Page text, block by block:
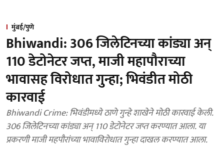
मुंबई/पुणे
Bhiwandi: 306 जिलेटिनच्या कांड्या अन्
110 डेटोनेटर जप्त, माजी महापौराच्या
भावासह विरोधात गुन्हा; भिवंडीत मोठी
कारवाई
Bhiwandi Crime: भिवंडीमध्ये ठाणे गुन्हे शाखेने मोठी कारवाई केली.
306 जिलेटिनच्या कांड्या अन् 110 डेटोनेटर जप्त करण्यात आला. या
प्रकरणी माजी महपौरांच्या भावाविरोधात गुन्हा दाखल करण्यात आला.